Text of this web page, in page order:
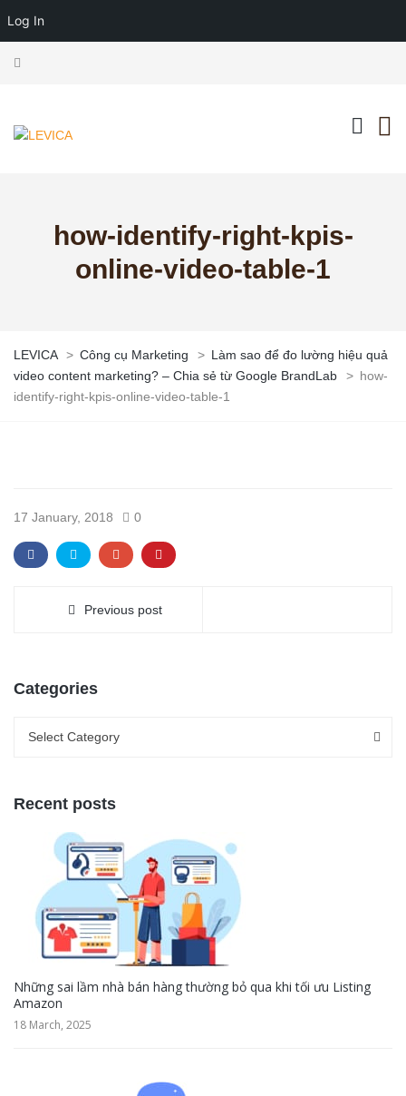
how-identify-right-kpis-
online-video-table-1
LEVICA > Công cụ Marketing > Làm sao để đo lường hiệu quả
video content marketing? – Chia sẻ từ Google BrandLab
> how-
identify-right-kpis-online-video-table-1
17 January, 2018 0
Previous post
Categories
Select Category
Recent posts
Những sai lầm nhà bán hàng thường bỏ qua khi tối ưu Listing
Amazon
18 March, 2025
Log In